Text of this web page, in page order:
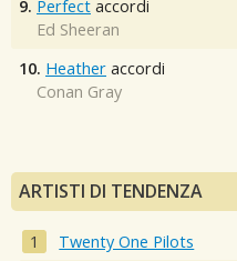
9. Perfect accordi
Ed Sheeran
10. Heather accordi
Conan Gray
ARTISTI DI TENDENZA
Twenty One Pilots